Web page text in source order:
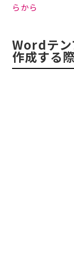
らから
Wordテン
作成する